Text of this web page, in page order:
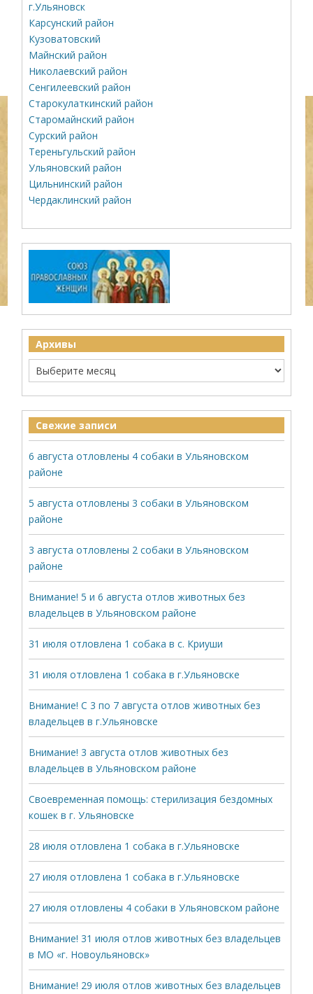
г.Ульяновск
Карсунский район
Кузоватовский
Майнский район
Николаевский район
Сенгилеевский район
Старокулаткинский район
Старомайнский район
Сурский район
Тереньгульский район
Ульяновский район
Цильнинский район
Чердаклинский район
Архивы
Свежие записи
6 августа отловлены 4 собаки в Ульяновском
районе
5 августа отловлены 3 собаки в Ульяновском
районе
3 августа отловлены 2 собаки в Ульяновском
районе
Внимание! 5 и 6 августа отлов животных без
владельцев в Ульяновском районе
31 июля отловлена 1 собака в с. Криуши
31 июля отловлена 1 собака в г.Ульяновске
Внимание! С 3 по 7 августа отлов животных без
владельцев в г.Ульяновске
Внимание! 3 августа отлов животных без
владельцев в Ульяновском районе
Своевременная помощь: стерилизация бездомных
кошек в г. Ульяновске
28 июля отловлена 1 собака в г.Ульяновске
27 июля отловлена 1 собака в г.Ульяновске
27 июля отловлены 4 собаки в Ульяновском районе
Внимание! 31 июля отлов животных без владельцев
в МО «г. Новоульяновск»
Внимание! 29 июля отлов животных без владельцев